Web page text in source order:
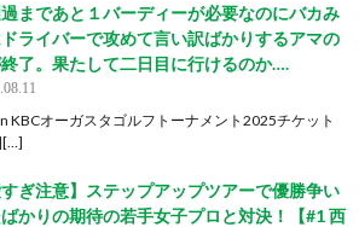
まであと１バーディーが必要なのにバカみ
ライバーで攻めて言い訳ばかりするアマの
了。果たして二日目に行けるのか….
KBCオーガスタゴルフトーナメント2025チケット
すぎ注意】ステップアップツアーで優勝争い
かりの期待の若手女子プロと対決！【#1 西